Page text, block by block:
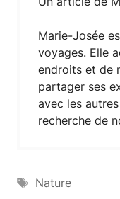
Marie-Josée
voyages. Elle
endroits et de
partager ses
avec les
recherche de
Étiquettes
Nature